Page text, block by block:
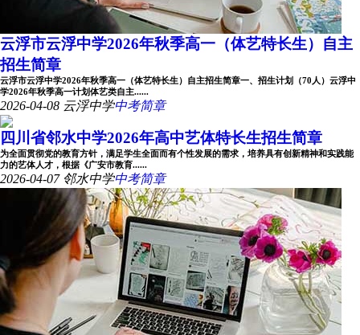
云浮市云浮中学2026年秋季高一（体艺特长生）自主
招生简章
云浮市云浮中学2026年秋季高一（体艺特长生）自主招生简章一、招生计划（70人）云浮中
学2026年秋季高一计划体艺类自主......
2026-04-08 云浮中学中考简章
四川省邻水中学2026年高中艺体特长生招生简章
为全面贯彻党的教育方针，满足学生全面而有个性发展的需求，培养具有创新精神和实践能
力的艺体人才，根据《广安市教育......
2026-04-07 邻水中学中考简章